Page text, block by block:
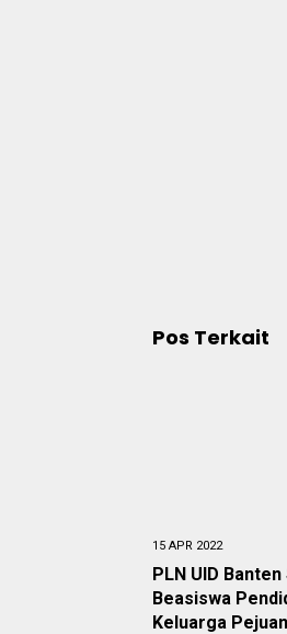
Pos Terkait
15 APR 2022
PLN UID
Beasiswa
Keluarga